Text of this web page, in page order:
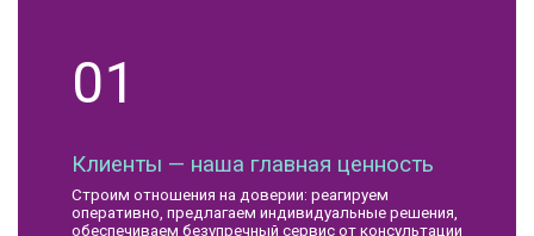
01
Клиенты — наша главная ценность
Строим отношения на доверии: реагируем
оперативно, предлагаем индивидуальные решения,
обеспечиваем безупречный сервис от консультации